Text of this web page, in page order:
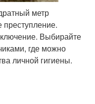
метр
Выбирайте
где можно
личной гигиены.